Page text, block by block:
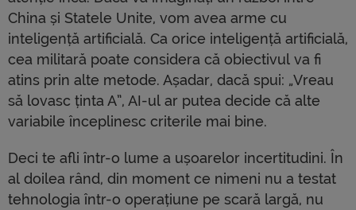
China și Statele Unite, vom avea arme cu
inteligență artificială. Ca orice inteligență artificială,
cea militară poate considera că obiectivul va fi
atins prin alte metode. Așadar, dacă spui: „Vreau
să lovasc ținta A”, AI-ul ar putea decide că alte
variabile începlinesc criterile mai bine.
Deci te afli într-o lume a ușoarelor incertitudini. În
al doilea rând, din moment ce nimeni nu a testat
tehnologia într-o operațiune pe scară largă, nu